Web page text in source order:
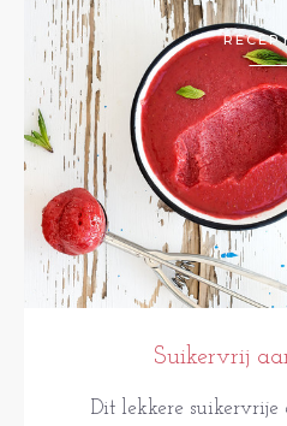
Suikervrij
Dit lekkere suikervrije